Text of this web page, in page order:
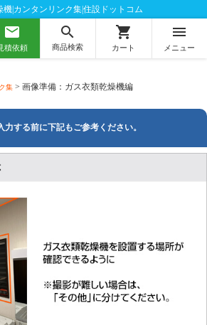
機|カンタンリンク集|住設ドットコム
mail
積依頼
search
商品検索
shopping_cart
カート
menu
メニュー
集 > 画像準備：ガス衣類乾燥機編
力する前に下記もご参考ください。